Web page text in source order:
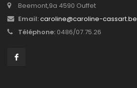
Beemont,9a 4590 Ouffet
Email:caroline@caroline-cassart.be
Téléphone: 0486/07.75.26